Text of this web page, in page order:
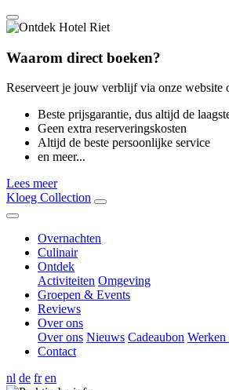
Waarom direct boeken?
Reserveert je jouw verblijf via onze website
Beste prijsgarantie, dus altijd de
Geen extra reserveringskosten
Altijd de beste persoonlijke service
en meer...
Lees meer
Kloeg Collection
Overnachten
Culinair
Ontdek
Activiteiten Omgeving
Groepen & Events
Reviews
Over ons
Over ons Nieuws Cadeaubon Werken
Contact
nl de fr en